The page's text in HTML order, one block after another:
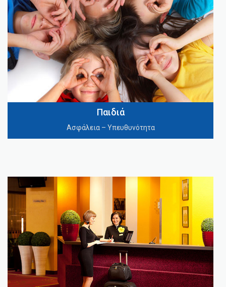
Παιδιά
Ασφάλεια – Υπευθυνότητα